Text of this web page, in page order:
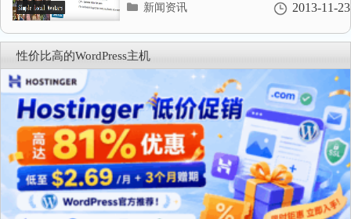
2013-11-23
分
录
新闻资讯
性价比高的WordPress主机